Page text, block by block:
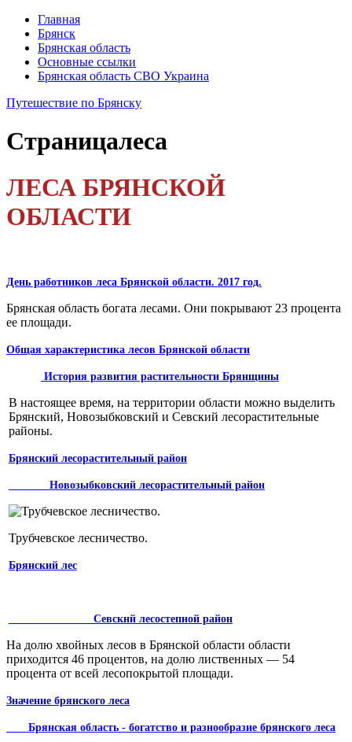
Главная
Брянск
Брянская область
Основные ссылки
Брянская область СВО Украина
Путешествие по Брянску
Страницалеса
ЛЕСА БРЯНСКОЙ
ОБЛАСТИ
День работников леса Брянской области. 2017 год.
Брянская область богата лесами. Они покрывают 23 процента
ее площади.
Общая характеристика лесов Брянской области
История развития ра­стительности Брянщины
В настоящее время, на территории области можно выделить
Брянский, Новозыбковский и Севский лесорастительные
районы.
Брянский лесорастительный район
Новозыбковский лесорастительный район
Трубчевское лесничество.
Брянский лес
Севскнй лесостепной район
На долю хвойных лесов в Брянской области области
приходится 46 процен­тов, на долю лиственных — 54
процента от всей лесопокрытой площади.
Значение брянского леса
Брянская область - богатство и разнообразие брянского леса